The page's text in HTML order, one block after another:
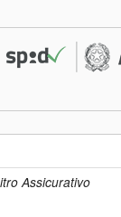
Assicurativo